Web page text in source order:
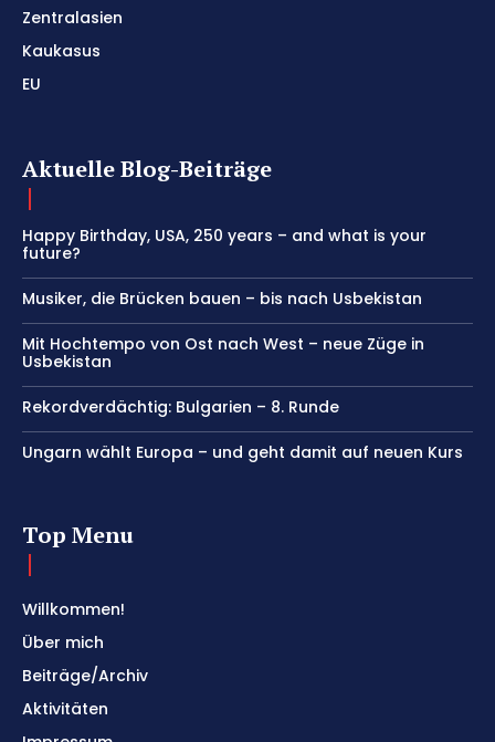
Zentralasien
Kaukasus
EU
Aktuelle Blog-Beiträge
Happy Birthday, USA, 250 years – and what is your
future?
Musiker, die Brücken bauen – bis nach Usbekistan
Mit Hochtempo von Ost nach West – neue Züge in
Usbekistan
Rekordverdächtig: Bulgarien – 8. Runde
Ungarn wählt Europa – und geht damit auf neuen Kurs
Top Menu
Willkommen!
Über mich
Beiträge/Archiv
Aktivitäten